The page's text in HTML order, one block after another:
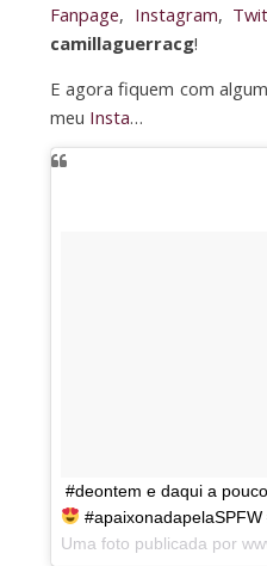
Fanpage, Instagram,
camillaguerracg!
E agora fiquem com
meu Insta…
#deontem e daqui a
Uma foto publicada por